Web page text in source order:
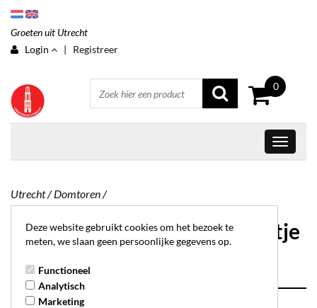
Groeten uit Utrecht
Login
| Registreer
0
Utrecht/ Domtoren/
Prentenboek magneet - nijntje
pleintje
Deze website gebruikt cookies om het bezoek te
meten, we slaan geen persoonlijke gegevens op.
Functioneel
Analytisch
Marketing